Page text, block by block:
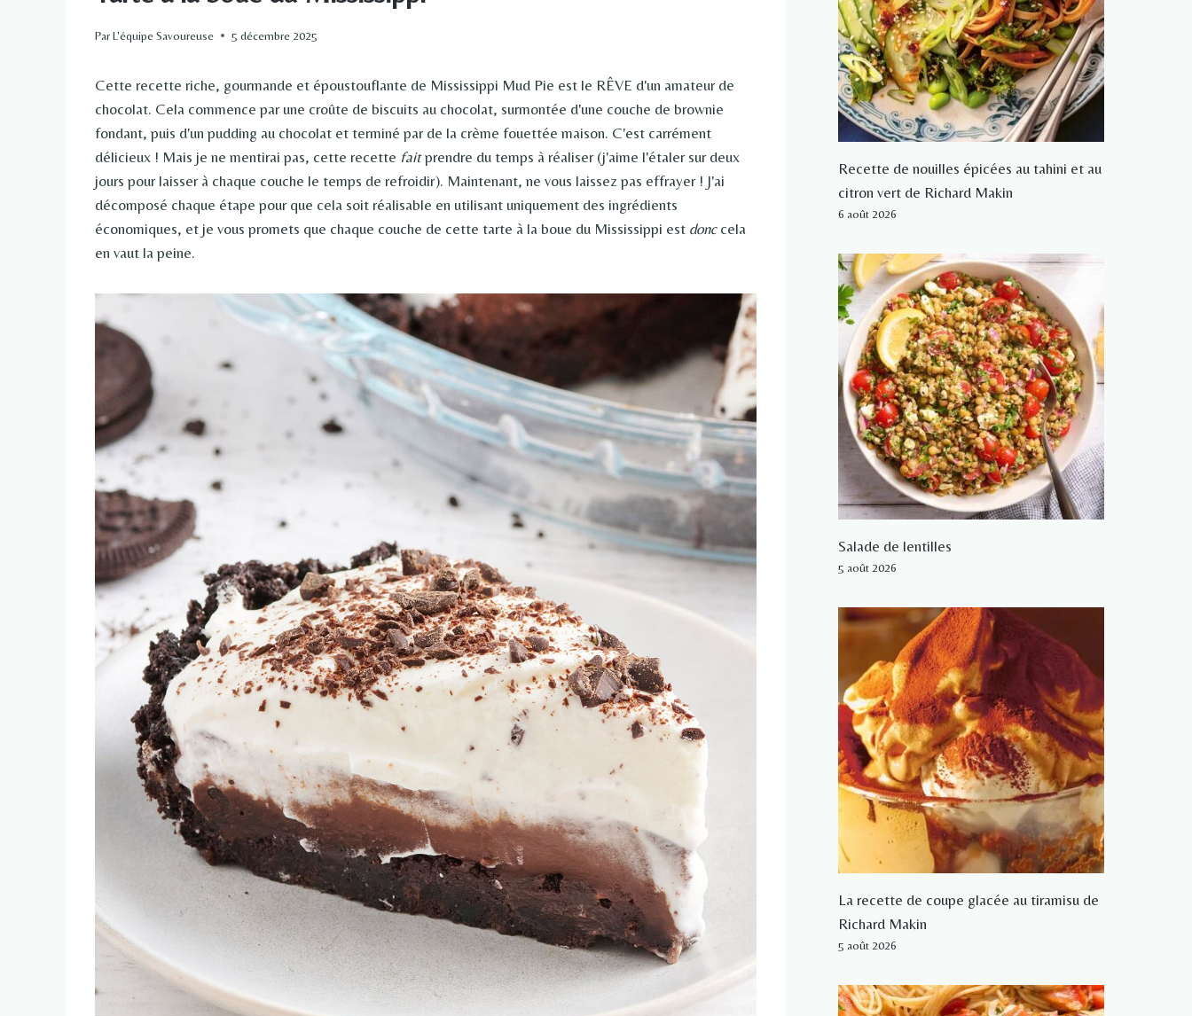
ParL'équipe Savoureuse 5 décembre 2025
Cette recette riche, gourmande et époustouflante de Mississippi Mud Pie est le RÊVE d'un amateur de
chocolat. Cela commence par une croûte de biscuits au chocolat, surmontée d'une couche de brownie
fondant, puis d'un pudding au chocolat et terminé par de la crème fouettée maison. C'est carrément
délicieux ! Mais je ne mentirai pas, cette recette faitprendre du temps à réaliser (j'aime l'étaler sur deux
jours pour laisser à chaque couche le temps de refroidir). Maintenant, ne vous laissez pas effrayer ! J'ai
décomposé chaque étape pour que cela soit réalisable en utilisant uniquement des ingrédients
économiques, et je vous promets que chaque couche de cette tarte à la boue du Mississippi est donccela
en vaut la peine.
Recette de nouilles épicées au tahini et au
citron vert de Richard Makin
6 août 2026
Salade de lentilles
5 août 2026
La recette de coupe glacée au tiramisu de
Richard Makin
5 août 2026